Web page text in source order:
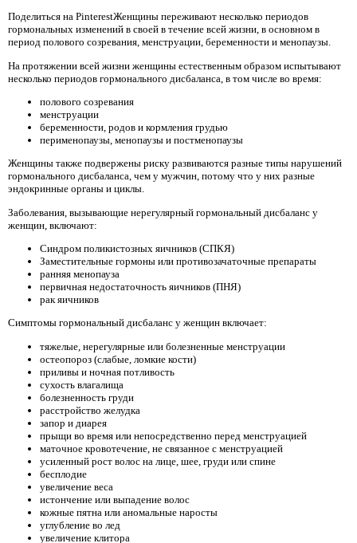
Поделиться на PinterestЖенщины переживают несколько периодов
гормональных изменений в своей в течение всей жизни, в основном в
период полового созревания, менструации, беременности и менопаузы.
На протяжении всей жизни женщины естественным образом испытывают
несколько периодов гормонального дисбаланса, в том числе во время:
полового созревания
менструации
беременности, родов и кормления грудью
перименопаузы, менопаузы и постменопаузы
Женщины также подвержены риску развиваются разные типы нарушений
гормонального дисбаланса, чем у мужчин, потому что у них разные
эндокринные органы и циклы.
Заболевания, вызывающие нерегулярный гормональный дисбаланс у
женщин, включают:
Синдром поликистозных яичников (СПКЯ)
Заместительные гормоны или противозачаточные препараты
ранняя менопауза
первичная недостаточность яичников (ПНЯ)
рак яичников
Симптомы гормональный дисбаланс у женщин включает:
тяжелые, нерегулярные или болезненные менструации
остеопороз (слабые, ломкие кости)
приливы и ночная потливость
сухость влагалища
болезненность груди
расстройство желудка
запор и диарея
прыщи во время или непосредственно перед менструацией
маточное кровотечение, не связанное с менструацией
усиленный рост волос на лице, шее, груди или спине
бесплодие
увеличение веса
истончение или выпадение волос
кожные пятна или аномальные наросты
углубление во лед
увеличение клитора